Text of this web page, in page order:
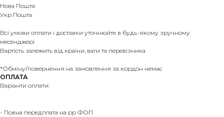
Нова Пошта
Укр Пошта
Всі умови оплати і доставки уточнюйте в будь-якому зручному
месенджері
Вартість залежить від країни, ваги та перевізника
*Обміну/повернення на замовлення за кордон немає
ОПЛАТА
Варіанти оплати:
- Повна передплата на рр ФОП